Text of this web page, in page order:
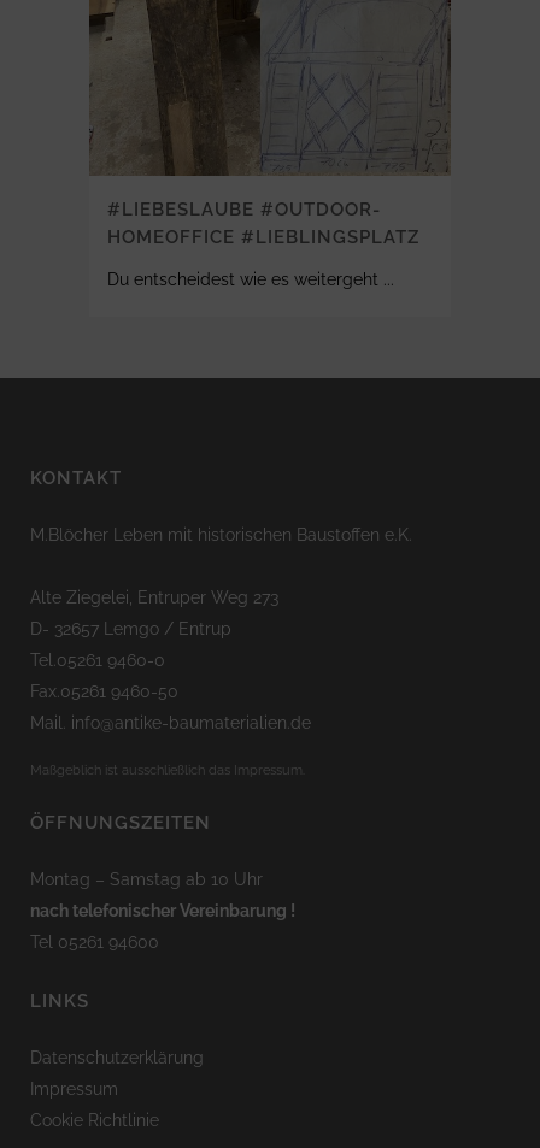
#LIEBESLAUBE #OUTDOOR-
HOMEOFFICE #LIEBLINGSPLATZ
Du entscheidest wie es weitergeht ...
KONTAKT
M.Blöcher Leben mit historischen Baustoffen e.K.
Alte Ziegelei, Entruper Weg 273
D- 32657 Lemgo / Entrup
Tel.05261 9460-0
Fax.05261 9460-50
Mail. info@antike-baumaterialien.de
Maßgeblich ist ausschließlich das Impressum.
ÖFFNUNGSZEITEN
Montag – Samstag ab 10 Uhr
nach telefonischer Vereinbarung !
Tel 05261 94600
LINKS
Datenschutzerklärung
Impressum
Cookie Richtlinie